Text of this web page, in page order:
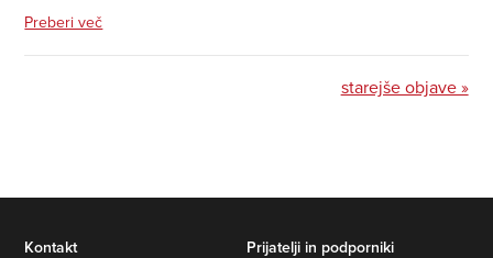
Preberi več
starejše objave »
Kontakt Prijatelji in podporniki